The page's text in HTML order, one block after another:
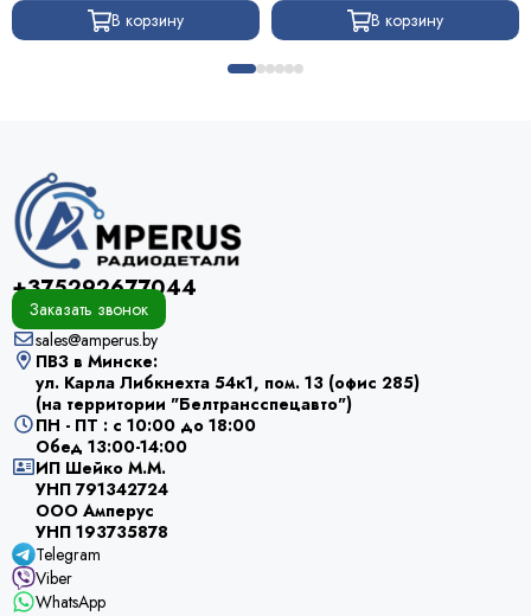
В корзину В корзину
+375292677044
Заказать звонок
sales@amperus.by
ПВЗ в Минске:
ул. Карла Либкнехта 54к1, пом. 13 (офис 285)
(на территории "Белтрансспецавто")
ПН - ПТ : с 10:00 до 18:00
Обед 13:00-14:00
ИП Шейко М.М.
УНП 791342724
ООО Амперус
УНП 193735878
Telegram
Viber
WhatsApp